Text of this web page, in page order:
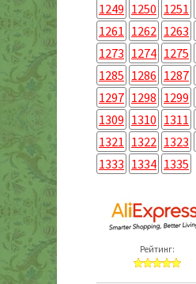
1249 1250 1251
1261 1262 1263
1273 1274 1275
1285 1286 1287
1297 1298 1299
1309 1310 1311
1321 1322 1323
1333 1334 1335
Рейтинг: